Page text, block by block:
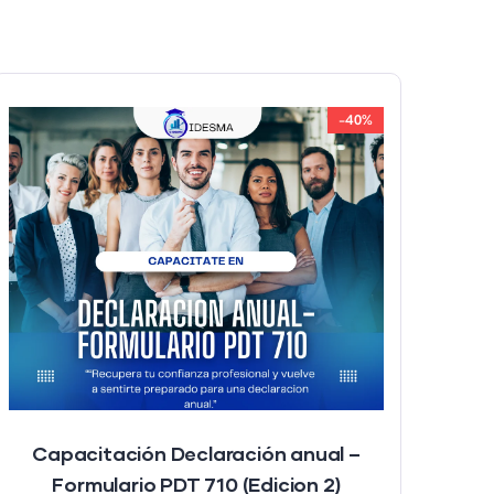
-40%
Capacitación Declaración anual –
Formulario PDT 710 (Edicion 2)